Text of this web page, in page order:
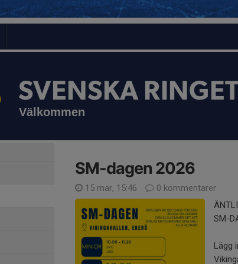
SVENSKA
Välkommen
SM-dagen 2026
15 mar, 15:46
0 kommentarer
SM-
Lägg